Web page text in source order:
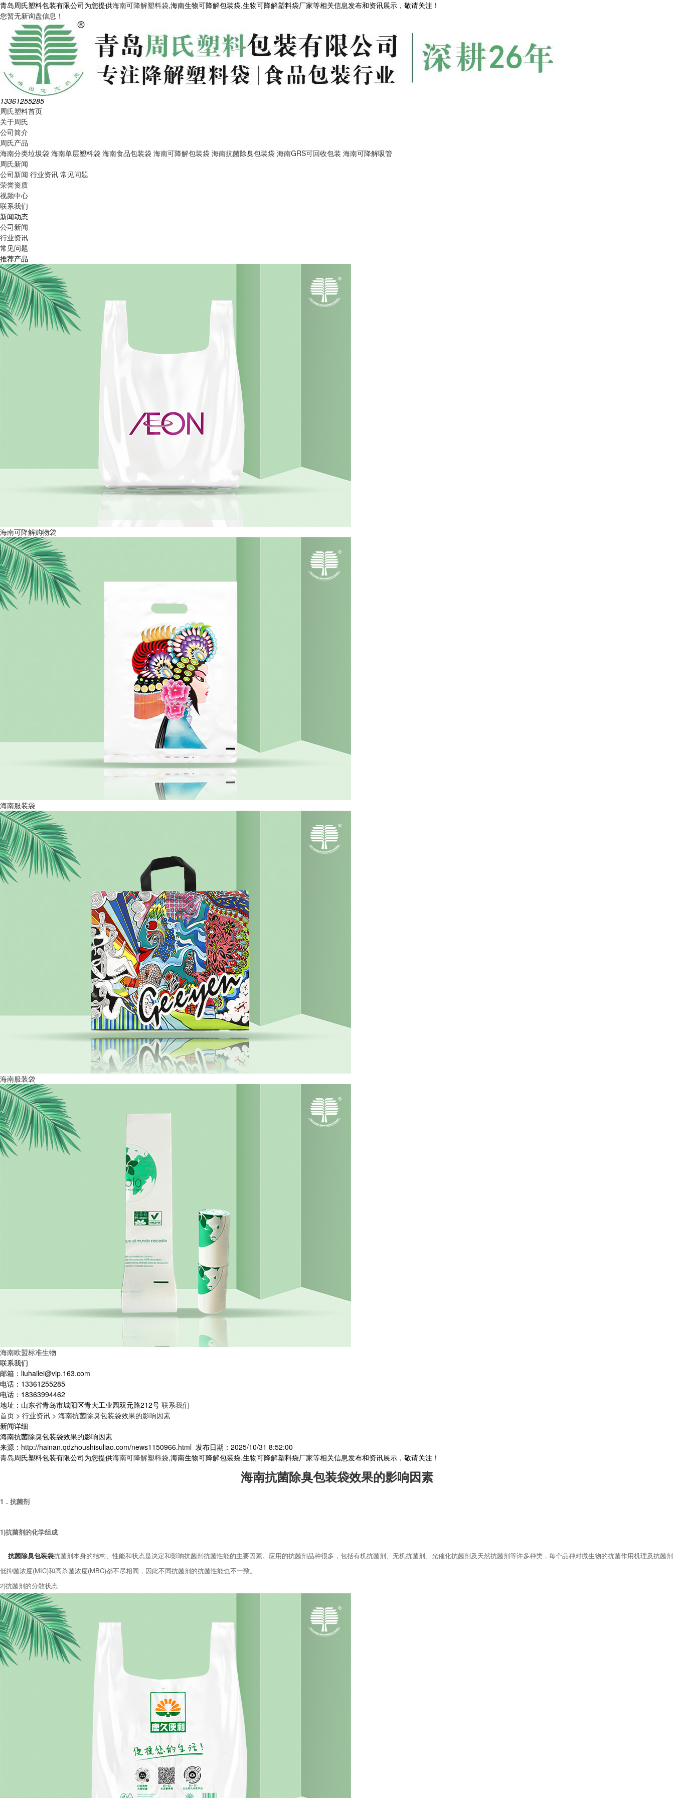
青岛周氏塑料包装有限公司为您提供海南可降解塑料袋,海南生物可降解包装袋,生物可降解塑料袋厂家等相关信息发布和资讯展示，敬请关注！
您暂无新询盘信息！
13361255285
周氏塑料首页
关于周氏
公司简介
周氏产品
海南分类垃圾袋 海南单层塑料袋 海南食品包装袋 海南可降解包装袋 海南抗菌除臭包装袋 海南GRS可回收包装 海南可降解吸管
周氏新闻
公司新闻 行业资讯 常见问题
荣誉资质
视频中心
联系我们
新闻动态
公司新闻
行业资讯
常见问题
推荐产品
海南可降解购物袋
海南服装袋
海南服装袋
海南欧盟标准生物
联系我们
邮箱： liuhailei@vip.163.com
电话： 13361255285
电话： 18363994462
地址： 山东省青岛市城阳区青大工业园双元路212号 联系我们
首页 > 行业资讯 > 海南抗菌除臭包装袋效果的影响因素
新闻详细
海南抗菌除臭包装袋效果的影响因素
来源：http://hainan.qdzhoushisuliao.com/news1150966.html 发布日期：2025/10/31 8:52:00
青岛周氏塑料包装有限公司为您提供海南可降解塑料袋,海南生物可降解包装袋,生物可降解塑料袋厂家等相关信息发布和资讯展示，敬请关注！
海南抗菌除臭包装袋效果的影响因素
1．抗菌剂
1)抗菌剂的化学组成
抗菌除臭包装袋抗菌剂本身的结构、性能和状态是决定和影响抗菌剂抗菌性能的主要因素。应用的抗菌剂品种很多，包括有机抗菌剂、无机抗菌剂、光催化抗菌剂及天然抗菌剂等许多种类，每个品种对微生物的抗菌作用机理及抗菌剂
低抑菌浓度(MIC)和高杀菌浓度(MBC)都不尽相同，因此不同抗菌剂的抗菌性能也不一致。
2)抗菌剂的分散状态